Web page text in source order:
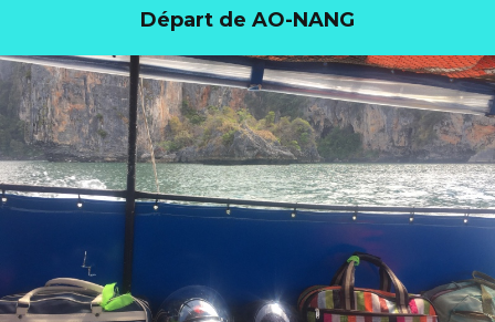
Départ de AO-NANG